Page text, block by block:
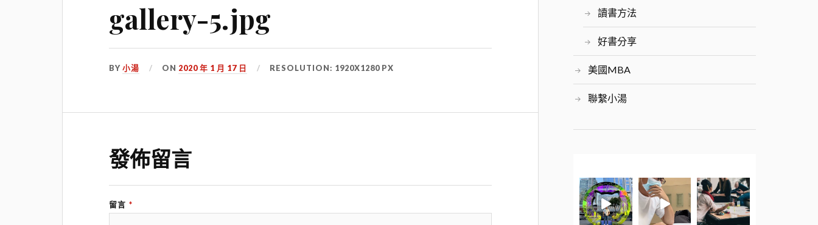
gallery-5.jpg
BY小湯 ON 2020 年 1 月 17 日 RESOLUTION: 1920X1280 PX
發佈留言
留言 *
讀書方法
好書分享
美國MBA
聯繫小湯